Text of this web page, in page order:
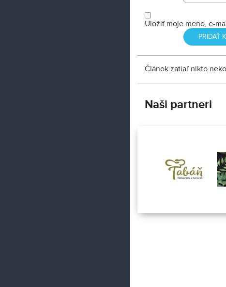
Uložiť moje meno, e-
Článok zatiaľ nikto
Naši partneri